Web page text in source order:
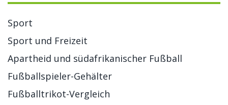
Sport
Sport und Freizeit
Apartheid und südafrikanischer Fußball
Fußballspieler-Gehälter
Fußballtrikot-Vergleich